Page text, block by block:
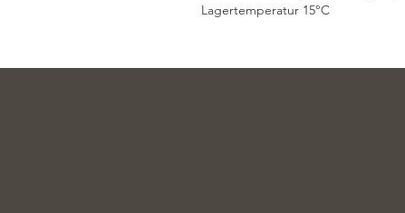
Lagertemperatur 15°C